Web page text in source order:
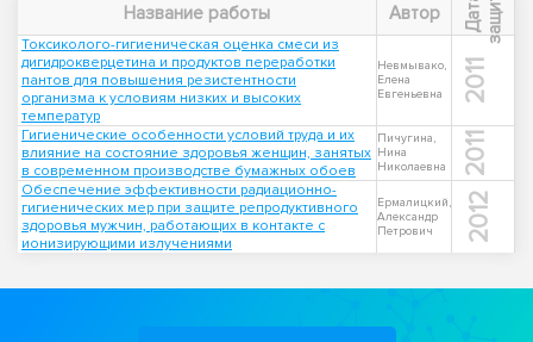
Название работы Автор Д
а
т
а
з
а
щ
и
т ы
Токсиколого-гигиеническая оценка смеси из
дигидрокверцетина и продуктов переработки
пантов для повышения резистентности
организма к условиям низких и высоких
температур
Невмывако,
Елена
Евгеньевна
2011
Гигиенические особенности условий труда и их
влияние на состояние здоровья женщин, занятых
в современном производстве бумажных обоев
Пичугина,
Нина
Николаевна
2011
Обеспечение эффективности радиационно-
гигиенических мер при защите репродуктивного
здоровья мужчин, работающих в контакте с
ионизирующими излучениями
Ермалицкий,
Александр
Петрович
2012